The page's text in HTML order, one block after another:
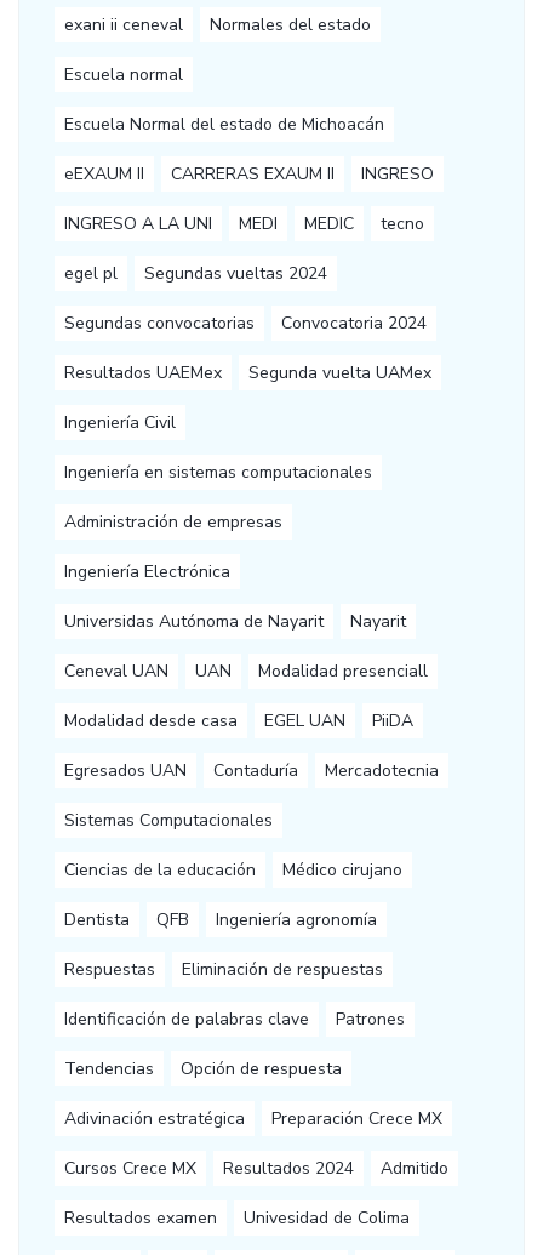
exani ii ceneval Normales del estado
Escuela normal
Escuela Normal del estado de Michoacán
eEXAUM II CARRERAS EXAUM II INGRESO
INGRESO A LA UNI MEDI MEDIC tecno
egel pl Segundas vueltas 2024
Segundas convocatorias Convocatoria 2024
Resultados UAEMex Segunda vuelta UAMex
Ingeniería Civil
Ingeniería en sistemas computacionales
Administración de empresas
Ingeniería Electrónica
Universidas Autónoma de Nayarit Nayarit
Ceneval UAN UAN Modalidad presenciall
Modalidad desde casa EGEL UAN PiiDA
Egresados UAN Contaduría Mercadotecnia
Sistemas Computacionales
Ciencias de la educación Médico cirujano
Dentista QFB Ingeniería agronomía
Respuestas Eliminación de respuestas
Identificación de palabras clave Patrones
Tendencias Opción de respuesta
Adivinación estratégica Preparación Crece MX
Cursos Crece MX Resultados 2024 Admitido
Resultados examen Univesidad de Colima